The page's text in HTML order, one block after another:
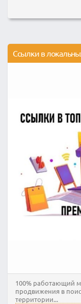
100% работающий
продвижения в
территории...